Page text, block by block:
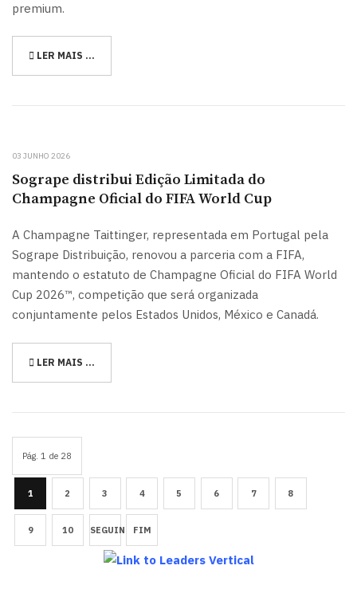
premium.
LER MAIS …
03 JUNHO 2026
Sogrape distribui Edição Limitada do
Champagne Oficial do FIFA World Cup
A Champagne Taittinger, representada em Portugal pela
Sogrape Distribuição, renovou a parceria com a FIFA,
mantendo o estatuto de Champagne Oficial do FIFA World
Cup 2026™, competição que será organizada
conjuntamente pelos Estados Unidos, México e Canadá.
LER MAIS …
Pág. 1 de 28
1 2 3 4 5 6 7 8
9 10 SEGUINTEFIM